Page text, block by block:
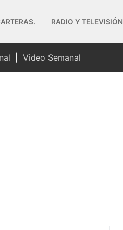
RADIO Y TELEVISIÓN
Video Semanal